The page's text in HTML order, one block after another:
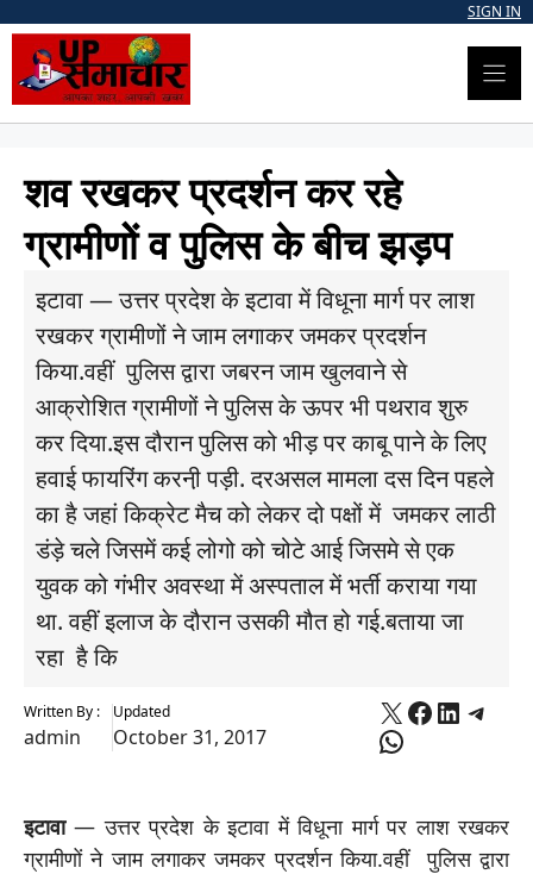
content
SIGN IN
शव रखकर प्रदर्शन कर रहे
ग्रामीणोें व पुलिस के बीच झड़प
इटावा — उत्तर प्रदेश के इटावा में विधूना मार्ग पर लाश
रखकर ग्रामीणों ने जाम लगाकर जमकर प्रदर्शन
किया.वहीं पुलिस द्वारा जबरन जाम खुलवाने से
आक्रोशित ग्रामीणों ने पुलिस के ऊपर भी पथराव शुरु
कर दिया.इस दौरान पुलिस को भीड़ पर काबू पाने के लिए
हवाई फायरिंग करनी़ पड़ी. दरअसल मामला दस दिन पहले
का है जहां किक्रेट मैच को लेकर दो पक्षों में जमकर लाठी
डंड़े चले जिसमें कई लोगो को चोटे आई जिसमे से एक
युवक को गंभीर अवस्था में अस्पताल में भर्ती कराया गया
था. वहीं इलाज के दौरान उसकी मौत हो गई.बताया जा
रहा है कि
Written By :
admin
Updated
October 31, 2017
X Facebook
WhatsApp
इटावा— उत्तर प्रदेश के इटावा में विधूना मार्ग पर लाश रखकर
ग्रामीणों ने जाम लगाकर जमकर प्रदर्शन किया.वहीं पुलिस द्वारा